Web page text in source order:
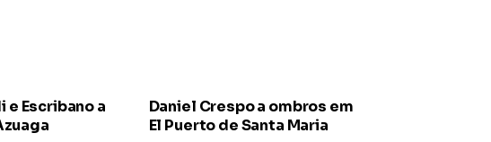
e Escribano a
Daniel Crespo a ombros em
El Puerto de Santa Maria